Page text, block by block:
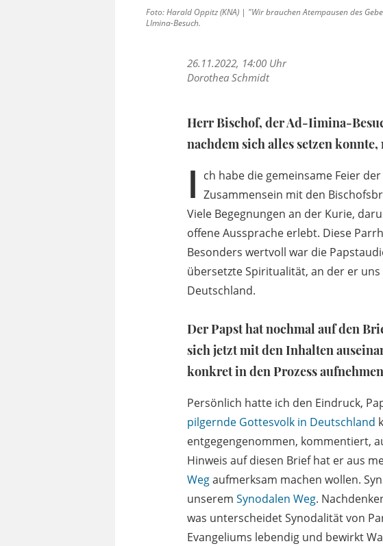
Foto: Harald Oppitz (KNA) | "Wir brauchen Atempausen des
LImina-Besuch.
26.11.2022, 14:00 Uhr
Dorothea Schmidt
Herr Bischof, der Ad-Iimina-
nachdem sich alles setzen konnte,
I ch habe die gemeinsame Feier
Zusammensein mit den
Viele Begegnungen an der Kurie,
offene Aussprache erlebt. Diese
Besonders wertvoll war die
übersetzte Spiritualität, an der er
Deutschland.
Der Papst hat nochmal auf den
sich jetzt mit den Inhalten
konkret in den Prozess
Persönlich hatte ich den Eindruck,
pilgernde Gottesvolk in Deutschland
entgegengenommen, kommentiert,
Hinweis auf diesen Brief hat er aus
Wegaufmerksam machen wollen.
unserem Synodalen Weg.
was unterscheidet Synodalität von
Evangeliums lebendig und bewirkt